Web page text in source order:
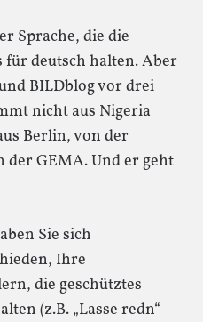
Sprache, die die
deutsch halten. Aber
BILDblog vor drei
nicht aus Nigeria
Berlin, von der
GEMA. Und er geht
Sie sich
Ihre
die geschütztes
(z.B. „Lasse redn“